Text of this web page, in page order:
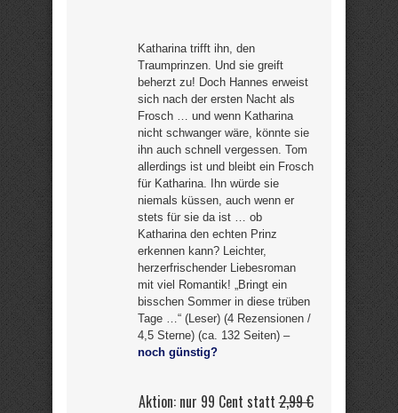
Katharina trifft ihn, den
Traumprinzen. Und sie greift
beherzt zu! Doch Hannes erweist
sich nach der ersten Nacht als
Frosch … und wenn Katharina
nicht schwanger wäre, könnte sie
ihn auch schnell vergessen. Tom
allerdings ist und bleibt ein Frosch
für Katharina. Ihn würde sie
niemals küssen, auch wenn er
stets für sie da ist … ob
Katharina den echten Prinz
erkennen kann? Leichter,
herzerfrischender Liebesroman
mit viel Romantik! „Bringt ein
bisschen Sommer in diese trüben
Tage …“ (Leser) (4 Rezensionen /
4,5 Sterne) (ca. 132 Seiten) –
noch günstig?
Aktion: nur 99 Cent statt2,99 €